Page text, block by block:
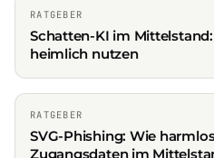
RATGEBER
Schatten-KI im
heimlich nutzen
RATGEBER
SVG-Phishing: Wie
Zugangsdaten im